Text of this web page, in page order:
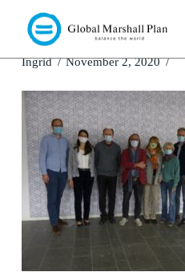
lg
Ingrid November 2, 2020